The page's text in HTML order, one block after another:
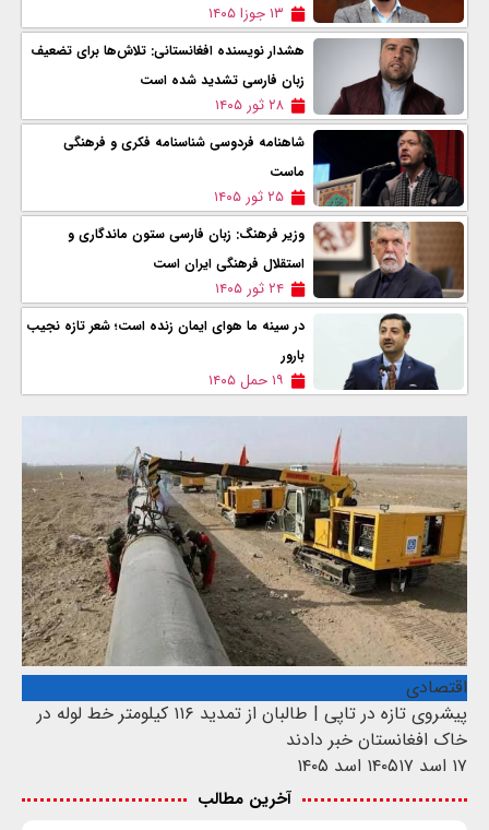
۱۳ جوزا ۱۴۰۵
هشدار نویسنده افغانستانی: تلاش‌ها برای تضعیف
زبان فارسی تشدید شده است
۲۸ ثور ۱۴۰۵
شاهنامه فردوسی شناسنامه فکری و فرهنگی
ماست
۲۵ ثور ۱۴۰۵
وزیر فرهنگ: زبان فارسی ستون ماندگاری و
استقلال فرهنگی ایران است
۲۴ ثور ۱۴۰۵
در سینه ما هوای ایمان زنده است؛ شعر تازه نجیب
بارور
۱۹ حمل ۱۴۰۵
اقتصادی
پیشروی تازه در تاپی | طالبان از تمدید ۱۱۶ کیلومتر خط لوله در
خاک افغانستان خبر دادند
۱۷ اسد ۱۴۰۵
۱۷ اسد ۱۴۰۵
آخرین مطالب